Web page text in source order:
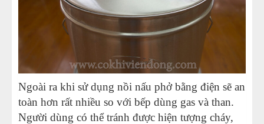
Ngoài ra khi sử dụng nồi nấu phở bằng điện sẽ an
toàn hơn rất nhiều so với bếp dùng gas và than.
Người dùng có thể tránh được hiện tượng cháy,